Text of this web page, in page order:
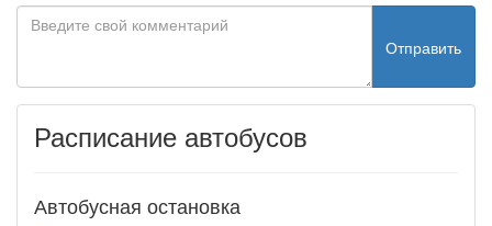
Отправить
Расписание автобусов
Автобусная остановка